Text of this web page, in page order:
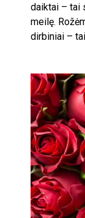
daiktai – tai
meilę.
dirbiniai –